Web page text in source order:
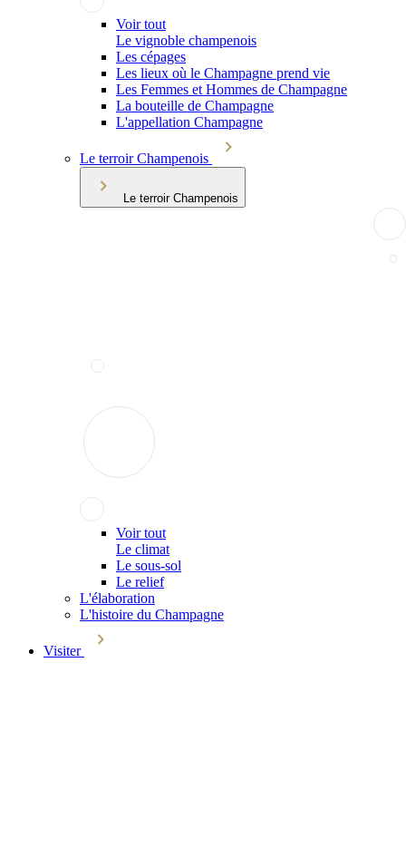
Voir tout
Le vignoble champenois
Les cépages
Les lieux où le Champagne prend vie
Les Femmes et Hommes de Champagne
La bouteille de Champagne
L'appellation Champagne
Le terroir Champenois
Le terroir Champenois
Voir tout
Le climat
Le sous-sol
Le relief
L'élaboration
L'histoire du Champagne
Visiter